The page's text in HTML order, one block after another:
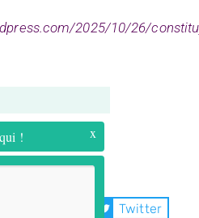
2025/10/26/
! x
Twitter